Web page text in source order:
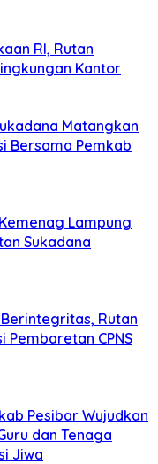
RI, Rutan
Kantor
Matangkan
Bersama Pemkab
Lampung
Sukadana
Rutan
Pembaretan CPNS
Pesibar Wujudkan
dan Tenaga
Jiwa